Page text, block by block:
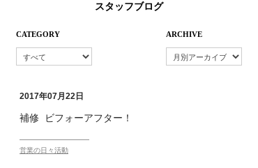
スタッフブログ
CATEGORY ARCHIVE
2017年07月22日
補修 ビフォーアフター！
営業の日々活動